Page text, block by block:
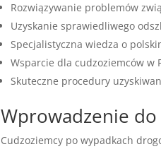
Rozwiązywanie problemów
Uzyskanie sprawiedliwego
Specjalistyczna wiedza o
Wsparcie dla cudzoziemców w
Skuteczne procedury
Wprowadzenie
Cudzoziemcy po wypadkach